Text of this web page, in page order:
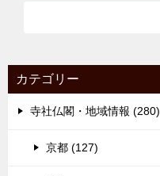
カテゴリー
寺社仏閣・地域情報 (280)
京都 (127)